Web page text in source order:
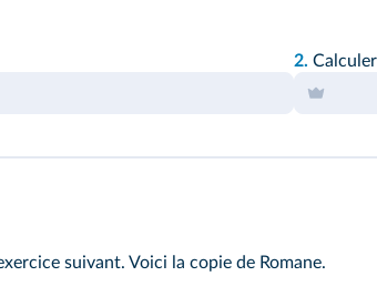
2.
suivant. Voici la copie de Romane.